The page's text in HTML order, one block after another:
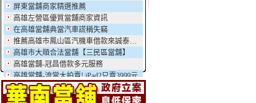
屏東當舖商家精選推薦
高雄左營區優質當舖商家資訊
在高雄當舖典當汽車謊稱失竊
推薦高雄市鳳山區汽機車借款來誠泰當舖
高雄市大順合法當舖【三民區當舖】
高雄當舖-冠昌借款多元服務
高雄當舖-流當大拍賣! iPad2只賣3999元
高雄久大融資公司 - -汽車借款 支票貼現 當舖 支票借款 工商融資 現金週轉 公司工廠借貸
推薦優質嘉義西區當舖商家